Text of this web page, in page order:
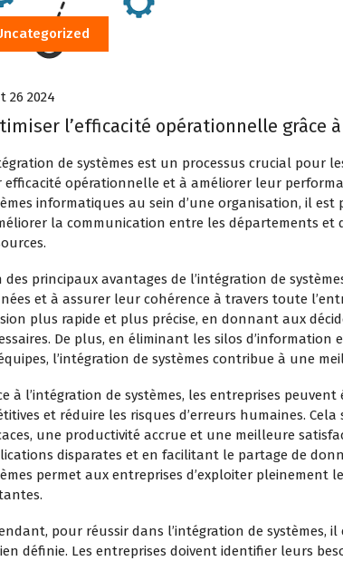
26 2024
l’efficacité opérationnelle grâce
de systèmes est un processus crucial pour
efficacité opérationnelle et à améliorer leur
informatiques au sein d’une organisation, il est
la communication entre les départements
des principaux avantages de l’intégration de
et à assurer leur cohérence à travers toute
plus rapide et plus précise, en donnant aux
De plus, en éliminant les silos
l’intégration de systèmes contribue à une
à l’intégration de systèmes, les entreprises
et réduire les risques d’erreurs humaines.
une productivité accrue et une meilleure
disparates et en facilitant le partage de
permet aux entreprises d’exploiter pleinement
pour réussir dans l’intégration de systèmes,
définie. Les entreprises doivent identifier leurs